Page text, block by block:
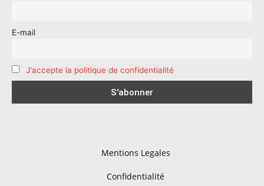
E-mail
J'accepte la politique de confidentialité
Mentions Legales
Confidentialité